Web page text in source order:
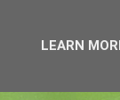
LEARN